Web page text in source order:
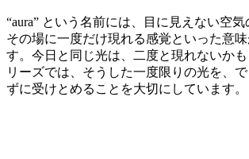
“aura” という名前には、目に見えない空気
その場に一度だけ現れる感覚といった意
す。今日と同じ光は、二度と現れないか
リーズでは、そうした一度限りの光を、
ずに受けとめることを大切にしています。